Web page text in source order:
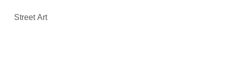
Street Art